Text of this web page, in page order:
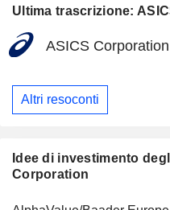
Ultima trascrizione:
ASICS
Altri resoconti
Idee di investimento
Corporation